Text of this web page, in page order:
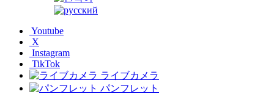
Youtube
X
Instagram
TikTok
ライブカメラ
パンフレット